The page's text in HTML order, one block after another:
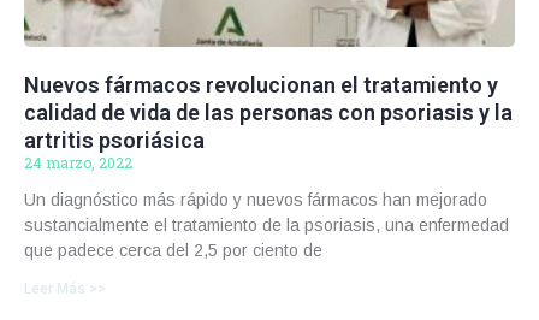
Nuevos fármacos revolucionan el tratamiento y
calidad de vida de las personas con psoriasis y la
artritis psoriásica
24 marzo, 2022
Un diagnóstico más rápido y nuevos fármacos han mejorado
sustancialmente el tratamiento de la psoriasis, una enfermedad
que padece cerca del 2,5 por ciento de
Leer Más >>